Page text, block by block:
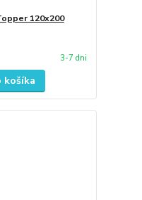
120x200
3-7 dni
košíka